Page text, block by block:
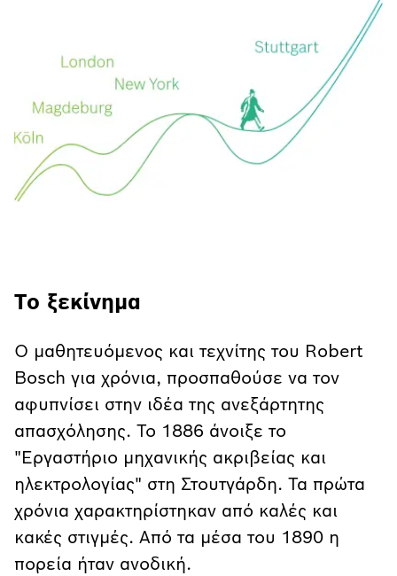
Tο ξεκίνημα
Ο μαθητευόμενος και τεχνίτης του Robert
Bosch για χρόνια, προσπαθούσε να τον
αφυπνίσει στην ιδέα της ανεξάρτητης
απασχόλησης. Το 1886 άνοιξε το
"Εργαστήριο μηχανικής ακριβείας και
ηλεκτρολογίας" στη Στουτγάρδη. Τα πρώτα
χρόνια χαρακτηρίστηκαν από καλές και
κακές στιγμές. Από τα μέσα του 1890 η
πορεία ήταν ανοδική.